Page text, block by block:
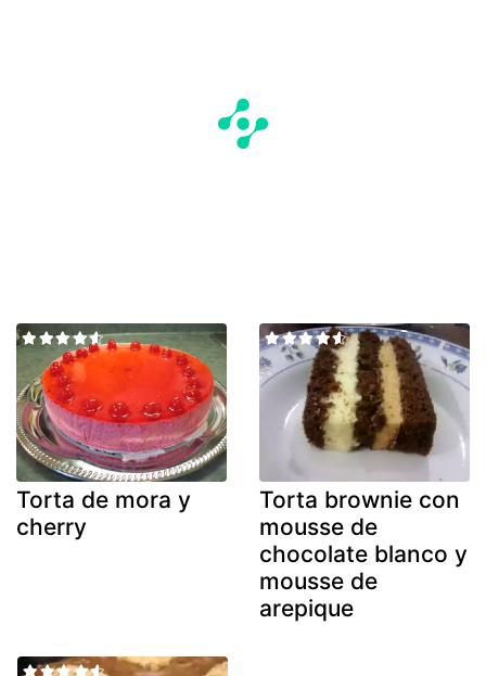
Torta de mora y
cherry
Torta brownie con
mousse de
chocolate blanco y
mousse de
arepique